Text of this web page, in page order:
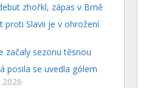
zhořkl, zápas v Brně
proti Slavii je v ohrožení
začaly sezonu těsnou
posila se uvedla gólem